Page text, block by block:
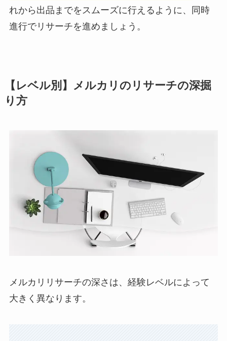
れから出品までをスムーズに行えるように、同時
進行でリサーチを進めましょう。
【レベル別】メルカリのリサーチの深掘
り方
メルカリリサーチの深さは、経験レベルによって
大きく異なります。